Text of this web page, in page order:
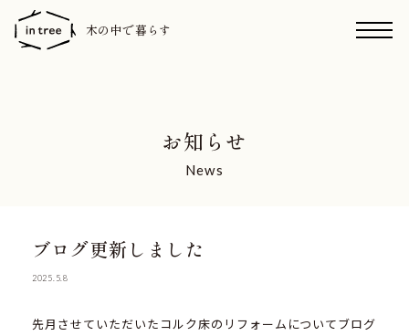
木の中で暮らす
お知らせ
News
ブログ更新しました
2025.5.8
先月させていただいたコルク床のリフォームについてブログ